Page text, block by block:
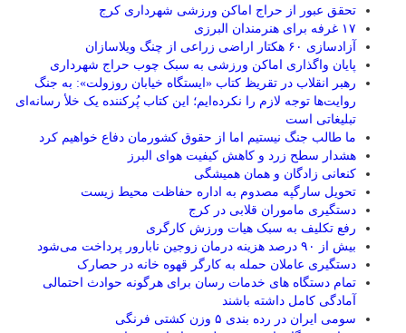
تحقق عبور از حراج اماکن ورزشی شهرداری کرج
۱۷ غرفه برای هنرمندان البرزی
آزادسازی ۶۰ هکتار اراضی زراعی از چنگ ویلاسازان
پایان واگذاری اماکن ورزشی به سبک چوب حراج شهرداری
رهبر انقلاب در تقریظ کتاب «ایستگاه خیابان روزولت»: به جنگ
روایت‌ها توجه لازم را نکرده‌ایم؛ این کتاب پُرکننده‌ یک خلأ رسانه‌ای
تبلیغاتی است
ما طالب جنگ نیستیم اما از حقوق کشورمان دفاع خواهیم کرد
هشدار سطح زرد و کاهش کیفیت هوای البرز
کنعانی زادگان و همان همیشگی
تحویل سارگپه مصدوم به اداره حفاظت محیط زیست
دستگیری ماموران قلابی در کرج
رفع تکلیف به سبک هیات ورزش کارگری
بیش از ۹۰ درصد هزینه درمان زوجین نابارور پرداخت می‌شود
دستگیری عاملان حمله به کارگر قهوه خانه در حصارک
تمام دستگاه های خدمات رسان برای هرگونه حوادث احتمالی
آمادگی کامل داشته باشند
سومی ایران در رده بندی ۵ وزن کشتی فرنگی